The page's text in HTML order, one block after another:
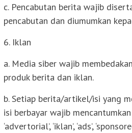
c. Pencabutan berita wajib
pencabutan dan diumumkan
6. Iklan
a. Media siber wajib
produk berita dan iklan.
b. Setiap berita/artikel/isi yang
isi berbayar wajib
‘advertorial’, ‘iklan’, ‘ads’,